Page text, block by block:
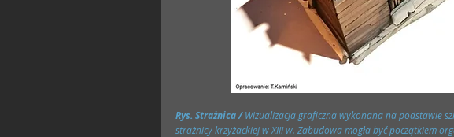
Rys. Strażnica / Wizualizacja graficzna wykonana na podstawie
strażnicy krzyżackiej w XIII w. Zabudowa mogła być początkiem